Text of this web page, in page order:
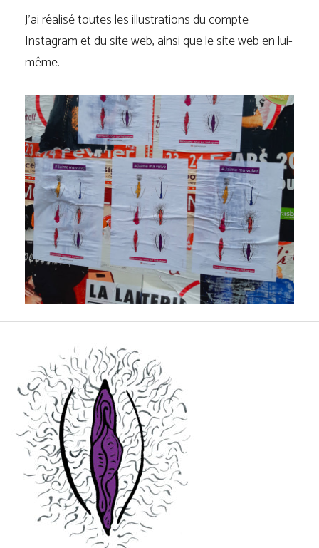
J’ai réalisé toutes les illustrations du compte
Instagram et du site web, ainsi que le site web en lui-
même.